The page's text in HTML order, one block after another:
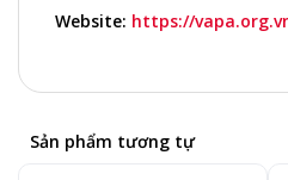
Website: https://
Sản phẩm tương tự